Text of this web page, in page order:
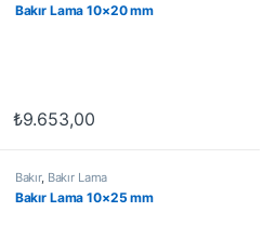
Bakır Lama 10×20 mm
₺9.653,00
Bakır, Bakır Lama
Bakır Lama 10×25 mm